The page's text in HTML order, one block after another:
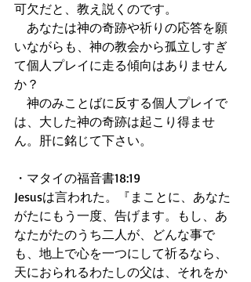
可欠だと、教え説くのです。
あなたは神の奇跡や祈りの応答を願
いながらも、神の教会から孤立しすぎ
て個人プレイに走る傾向はありません
か？
神のみことばに反する個人プレイで
は、大した神の奇跡は起こり得ませ
ん。肝に銘じて下さい。
・マタイの福音書18:19
Jesusは言われた。『まことに、あなた
がたにもう一度、告げます。もし、あ
なたがたのうち二人が、どんな事で
も、地上で心を一つにして祈るなら、
天におられるわたしの父は、それをか